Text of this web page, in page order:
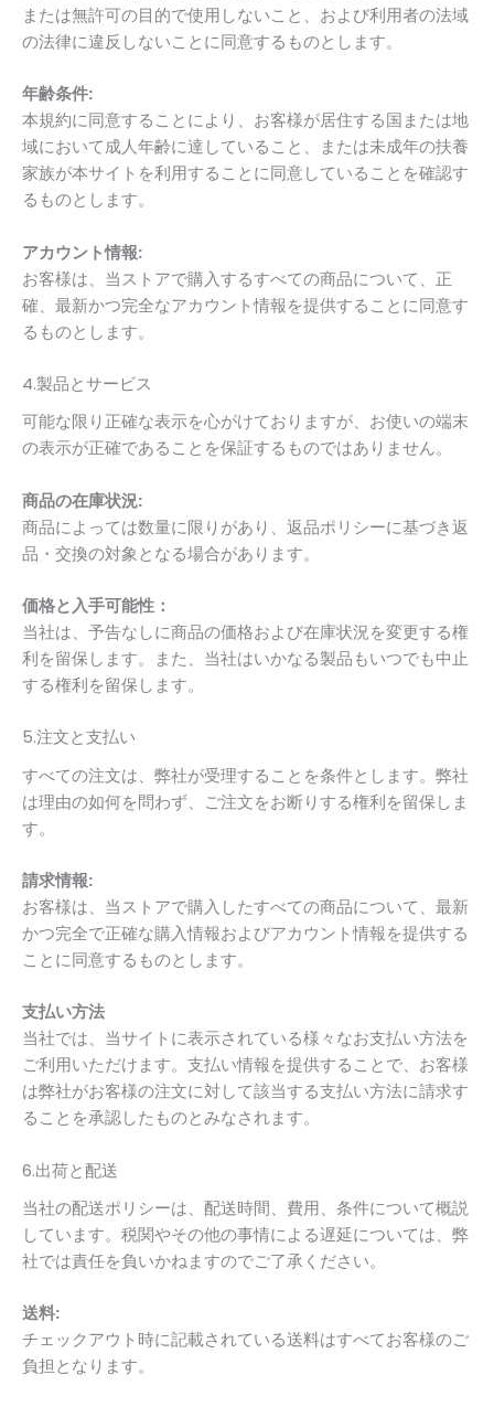
または無許可の目的で使用しないこと、および利用者の法域
の法律に違反しないことに同意するものとします。
年齢条件:
本規約に同意することにより、お客様が居住する国または地
域において成人年齢に達していること、または未成年の扶養
家族が本サイトを利用することに同意していることを確認す
るものとします。
アカウント情報:
お客様は、当ストアで購入するすべての商品について、正
確、最新かつ完全なアカウント情報を提供することに同意す
るものとします。
4.製品とサービス
可能な限り正確な表示を心がけておりますが、お使いの端末
の表示が正確であることを保証するものではありません。
商品の在庫状況:
商品によっては数量に限りがあり、返品ポリシーに基づき返
品・交換の対象となる場合があります。
価格と入手可能性：
当社は、予告なしに商品の価格および在庫状況を変更する権
利を留保します。また、当社はいかなる製品もいつでも中止
する権利を留保します。
5.注文と支払い
すべての注文は、弊社が受理することを条件とします。弊社
は理由の如何を問わず、ご注文をお断りする権利を留保しま
す。
請求情報:
お客様は、当ストアで購入したすべての商品について、最新
かつ完全で正確な購入情報およびアカウント情報を提供する
ことに同意するものとします。
支払い方法
当社では、当サイトに表示されている様々なお支払い方法を
ご利用いただけます。支払い情報を提供することで、お客様
は弊社がお客様の注文に対して該当する支払い方法に請求す
ることを承認したものとみなされます。
6.出荷と配送
当社の配送ポリシーは、配送時間、費用、条件について概説
しています。税関やその他の事情による遅延については、弊
社では責任を負いかねますのでご了承ください。
送料:
チェックアウト時に記載されている送料はすべてお客様のご
負担となります。